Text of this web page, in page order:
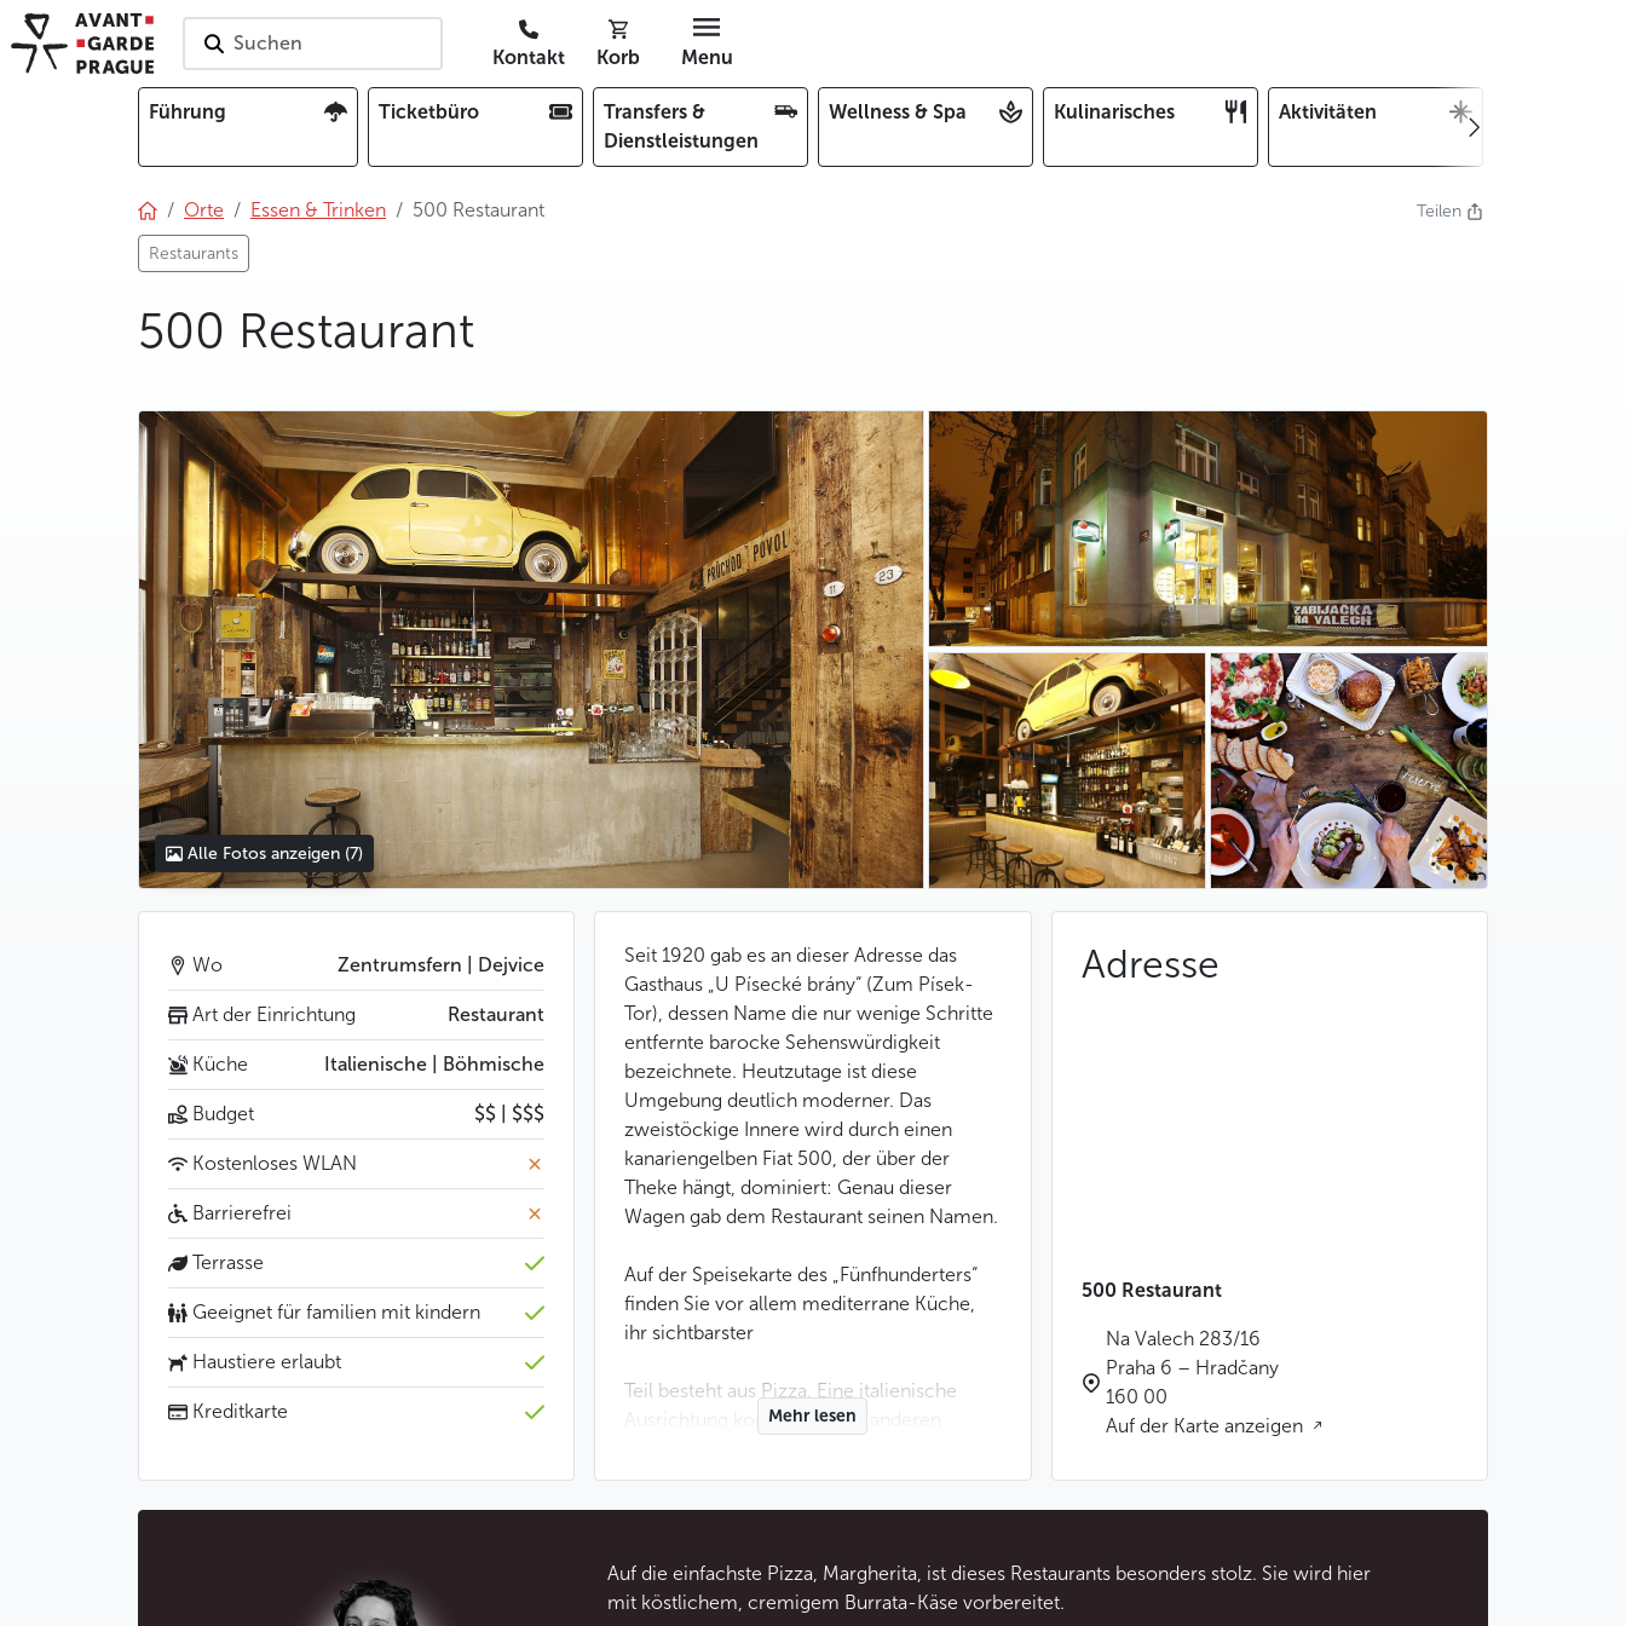
Suchen
Kontakt Korb Menu
Führung Ticketbüro
Transfers &
Dienstleistungen
Wellness & Spa Kulinarisches Aktivitäten
Orte Essen & Trinken 500 Restaurant
Restaurants
Teilen
500 Restaurant
photo 5
photo 6
photo 7
Alle Fotos anzeigen (7)
Seit 1920 gab es an dieser Adresse das
Gasthaus „U Písecké brány“ (Zum Písek-
Tor), dessen Name die nur wenige Schritte
entfernte barocke Sehenswürdigkeit
bezeichnete. Heutzutage ist diese
Umgebung deutlich moderner. Das
zweistöckige Innere wird durch einen
kanariengelben Fiat 500, der über der
Theke hängt, dominiert: Genau dieser
Wagen gab dem Restaurant seinen Namen.
Auf der Speisekarte des „Fünfhunderters“
finden Sie vor allem mediterrane Küche,
ihr sichtbarster
Teil besteht aus Pizza. Eine italienische
Ausrichtung kommt auch in anderen
mindestens bei den Beilagen. Unter diesen
herrschen Polenta, Grillgemüse,
Das Personal ist hier freundlich und
Mehr lesen
Wo Zentrumsfern | Dejvice
Art der Einrichtung Restaurant
Küche Italienische | Böhmische
Budget $$ | $$$
Kostenloses WLAN
Barrierefrei
Terrasse
Geeignet für familien mit kindern
Haustiere erlaubt
Kreditkarte
Adresse
500 Restaurant
Na Valech 283/16
Praha 6 – Hradčany
160 00
Auf der Karte anzeigen
Auf die einfachste Pizza, Margherita, ist dieses Restaurants besonders stolz. Sie wird hier
mit köstlichem, cremigem Burrata-Käse vorbereitet.